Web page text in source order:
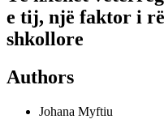
e tij, një faktor i
shkollore
Authors
Johana Myftiu